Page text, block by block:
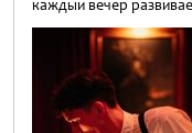
каждый вечер